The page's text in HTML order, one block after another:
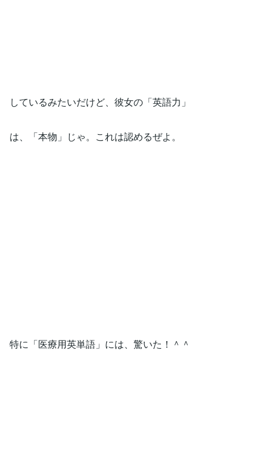
しているみたいだけど、彼女の「英語力」
は、「本物」じゃ。これは認めるぜよ。
特に「医療用英単語」には、驚いた！＾＾